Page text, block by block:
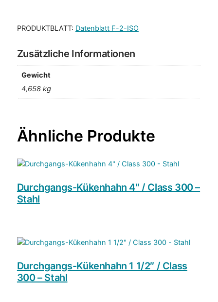
l
e
PRODUKTBLATT: Datenblatt F-2-ISO
Zusätzliche Informationen
Gewicht
4,658 kg
Durchgangs-Kükenhahn 4″ / Class 300 –
Stahl
Durchgangs-Kükenhahn 1 1/2″ / Class
300 – Stahl